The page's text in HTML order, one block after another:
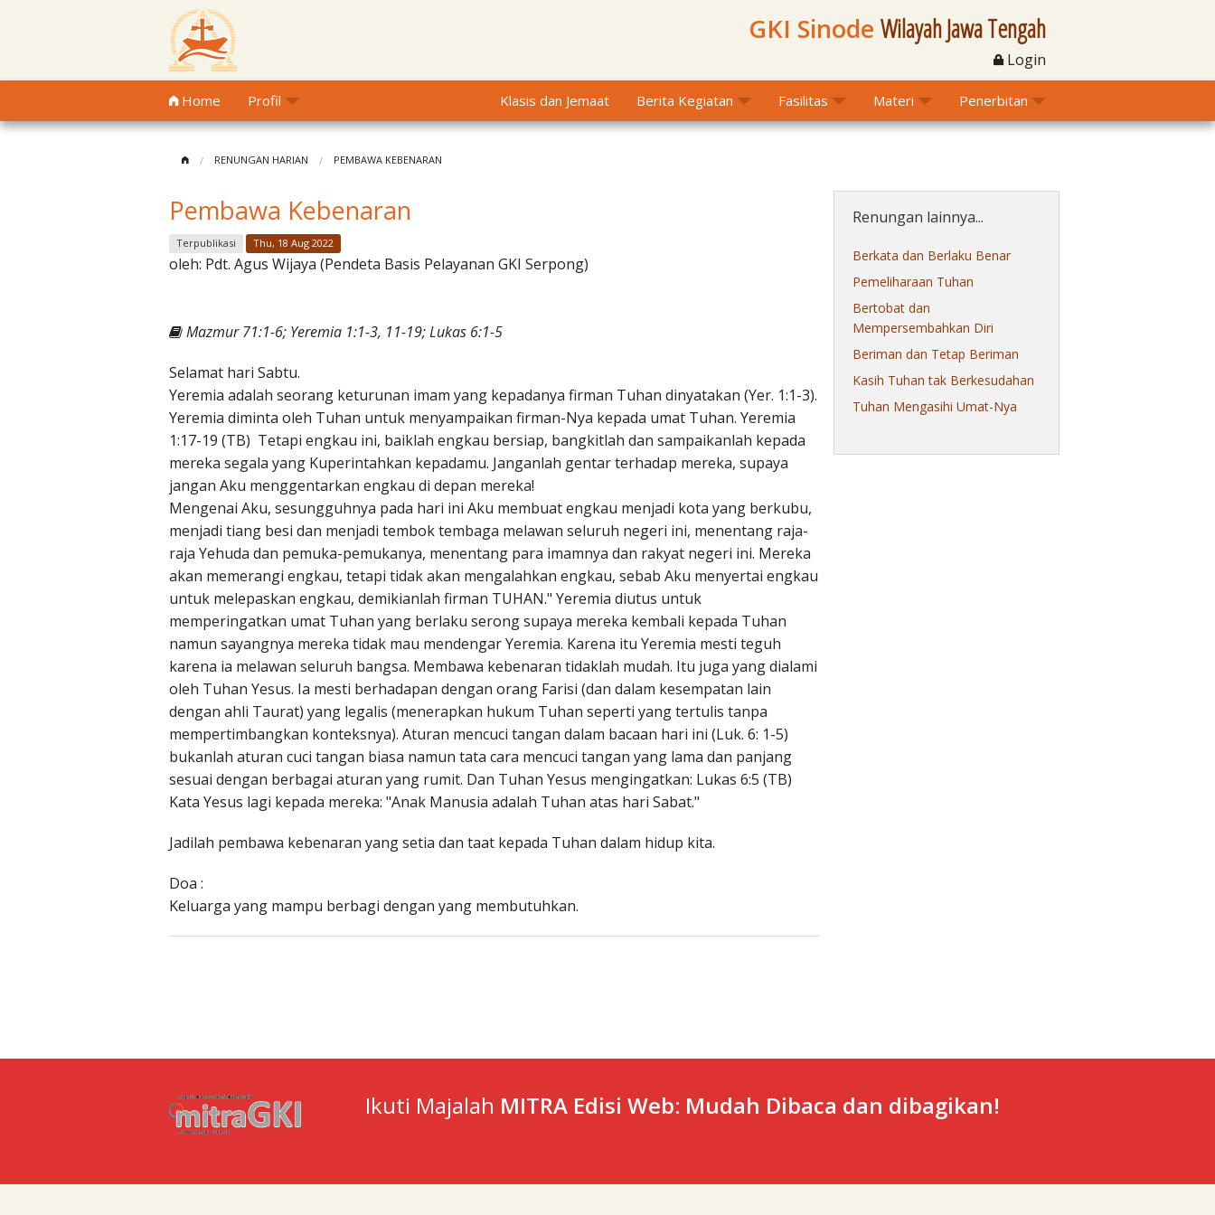
GKI Sinode Wilayah Jawa Tengah
Login
Home Profil Klasis dan Jemaat Berita Kegiatan Fasilitas Materi Penerbitan
RENUNGAN HARIAN PEMBAWA KEBENARAN
Pembawa Kebenaran
Terpublikasi Thu, 18 Aug 2022
oleh: Pdt. Agus Wijaya (Pendeta Basis Pelayanan GKI Serpong)
Mazmur 71:1-6; Yeremia 1:1-3, 11-19; Lukas 6:1-5
Selamat hari Sabtu.
Yeremia adalah seorang keturunan imam yang kepadanya firman Tuhan dinyatakan (Yer. 1:1-3).
Yeremia diminta oleh Tuhan untuk menyampaikan firman-Nya kepada umat Tuhan. Yeremia
1:17-19 (TB) Tetapi engkau ini, baiklah engkau bersiap, bangkitlah dan sampaikanlah kepada
mereka segala yang Kuperintahkan kepadamu. Janganlah gentar terhadap mereka, supaya
jangan Aku menggentarkan engkau di depan mereka!
Mengenai Aku, sesungguhnya pada hari ini Aku membuat engkau menjadi kota yang berkubu,
menjadi tiang besi dan menjadi tembok tembaga melawan seluruh negeri ini, menentang raja-
raja Yehuda dan pemuka-pemukanya, menentang para imamnya dan rakyat negeri ini. Mereka
akan memerangi engkau, tetapi tidak akan mengalahkan engkau, sebab Aku menyertai engkau
untuk melepaskan engkau, demikianlah firman TUHAN." Yeremia diutus untuk
memperingatkan umat Tuhan yang berlaku serong supaya mereka kembali kepada Tuhan
namun sayangnya mereka tidak mau mendengar Yeremia. Karena itu Yeremia mesti teguh
karena ia melawan seluruh bangsa. Membawa kebenaran tidaklah mudah. Itu juga yang dialami
oleh Tuhan Yesus. Ia mesti berhadapan dengan orang Farisi (dan dalam kesempatan lain
dengan ahli Taurat) yang legalis (menerapkan hukum Tuhan seperti yang tertulis tanpa
mempertimbangkan konteksnya). Aturan mencuci tangan dalam bacaan hari ini (Luk. 6: 1-5)
bukanlah aturan cuci tangan biasa namun tata cara mencuci tangan yang lama dan panjang
sesuai dengan berbagai aturan yang rumit. Dan Tuhan Yesus mengingatkan: Lukas 6:5 (TB)
Kata Yesus lagi kepada mereka: "Anak Manusia adalah Tuhan atas hari Sabat."
Jadilah pembawa kebenaran yang setia dan taat kepada Tuhan dalam hidup kita.
Doa :
Keluarga yang mampu berbagi dengan yang membutuhkan.
Renungan lainnya...
Berkata dan Berlaku Benar
Pemeliharaan Tuhan
Bertobat dan
Mempersembahkan Diri
Beriman dan Tetap Beriman
Kasih Tuhan tak Berkesudahan
Tuhan Mengasihi Umat-Nya
Ikuti Majalah MITRA Edisi Web: Mudah Dibaca dan dibagikan!